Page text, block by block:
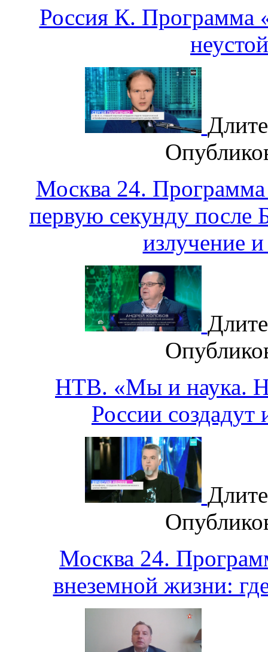
Россия К. Программа
Москва 24.
первую секунду после
излучение
НТВ. «Мы и наука.
России создадут
Москва 24.
внеземной жизни: